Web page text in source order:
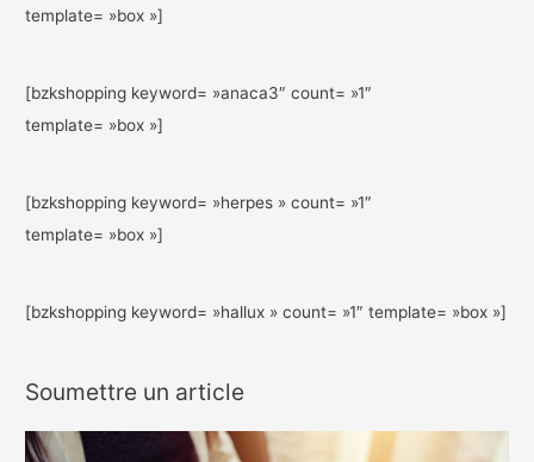
template= »box »]
[bzkshopping keyword= »anaca3″ count= »1″
template= »box »]
[bzkshopping keyword= »herpes » count= »1″
template= »box »]
[bzkshopping keyword= »hallux » count= »1″ template= »box »]
Soumettre un article